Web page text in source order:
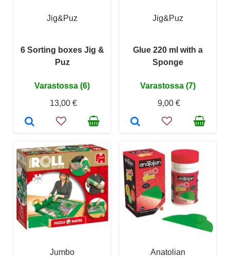
Jig&Puz
6 Sorting boxes Jig &
Puz
Varastossa (6)
13,00 €
Jig&Puz
Glue 220 ml with a
Sponge
Varastossa (7)
9,00 €
Jumbo Anatolian